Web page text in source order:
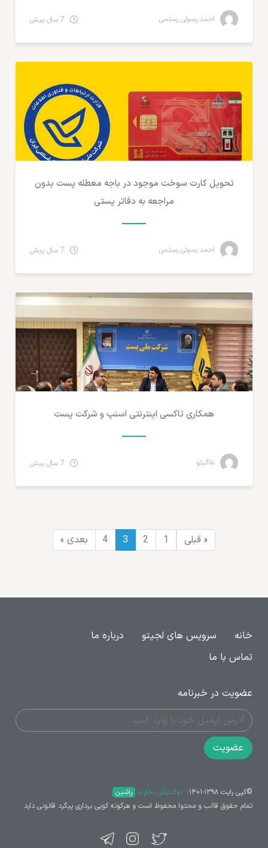
احمد رسولی رستمی
تحویل کارت سوخت موجود در باجه معطله پست بدون
مراجعه به دفاتر پستی
احمد رسولی رستمی
همکاری تاکسی اینترنتی اسنپ و شرکت پست
بلاگیتو
« قبلی 1
2
3
4 بعدی »
خانه سرویس های لجیتو
درباره ما
تماس با ما
عضویت در خبرنامه
عضویت
©کپی رایت ۱۳۹۸-۱۴۰۱؛ ‌ نواندیش تجارت راشین
تمام حقوق قالب و محتوا محفوظ است و هرگونه کوپی برداری پیگرد قانونی دارد